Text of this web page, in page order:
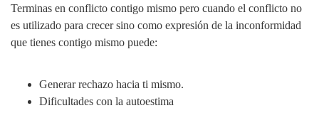
Terminas en conflicto contigo mismo pero cuando el conflicto no
es utilizado para crecer sino como expresión de la inconformidad
que tienes contigo mismo puede:
Generar rechazo hacia ti mismo.
Dificultades con la autoestima